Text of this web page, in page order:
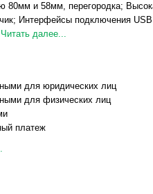
80мм и 58мм, перегородка;
Интерфейсы подключения
Читать далее...
для юридических лиц
для физических лиц
платеж